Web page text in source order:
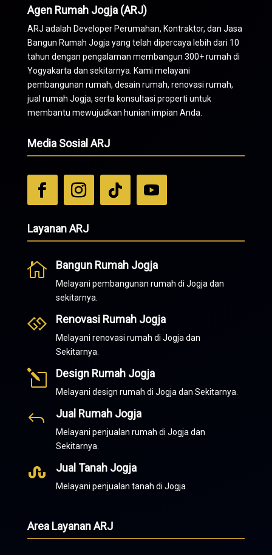
Agen Rumah Jogja (ARJ)
ARJ adalah Developer Perumahan, Kontraktor, dan Jasa
Bangun Rumah Jogja yang telah dipercaya lebih dari 10
tahun dengan pengalaman membangun 300+ rumah di
Yogyakarta dan sekitarnya. Kami melayani
pembangunan rumah, desain rumah, renovasi rumah,
jual rumah Jogja, serta konsultasi properti untuk
membantu mewujudkan hunian impian Anda.
Media Sosial ARJ
Layanan ARJ
 Bangun Rumah Jogja
Melayani pembangunan rumah di Jogja dan
sekitarnya.
 Renovasi Rumah Jogja
Melayani renovasi rumah di Jogja dan
Sekitarnya.
l Design Rumah Jogja
Melayani design rumah di Jogja dan Sekitarnya.
J Jual Rumah Jogja
Melayani penjualan rumah di Jogja dan
Sekitarnya.
 Jual Tanah Jogja
Melayani penjualan tanah di Jogja
Area Layanan ARJ